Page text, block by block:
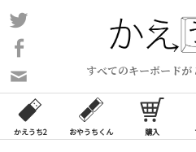
コ
ン
ン
ツ
ス
すべてのキーボードが
い
合
わ
かえうち2 おやうちくん 購入